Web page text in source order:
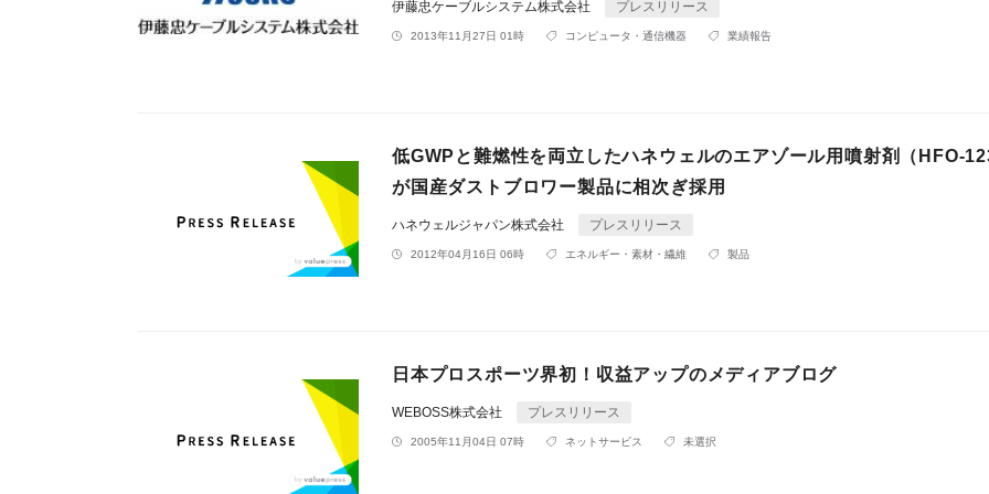
伊藤忠ケーブルシステム株式会社 プレスリリース
2013年11月27日 01時 コンピュータ・通信機器 業績報告
低GWPと難燃性を両立したハネウェルのエアゾール用噴射剤（HFO-
が国産ダストブロワー製品に相次ぎ採用
ハネウェルジャパン株式会社 プレスリリース
2012年04月16日 06時 エネルギー・素材・繊維 製品
日本プロスポーツ界初！収益アップのメディアブログ
WEBOSS株式会社 プレスリリース
2005年11月04日 07時 ネットサービス 未選択